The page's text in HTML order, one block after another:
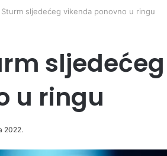
Sturm sljedećeg vikenda ponovno u ringu
u ringu
2022.